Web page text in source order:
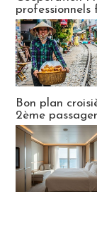
professionnels
Bon plan
2ème